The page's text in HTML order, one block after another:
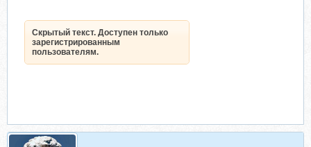
Скрытый текст. Доступен только
зарегистрированным
пользователям.